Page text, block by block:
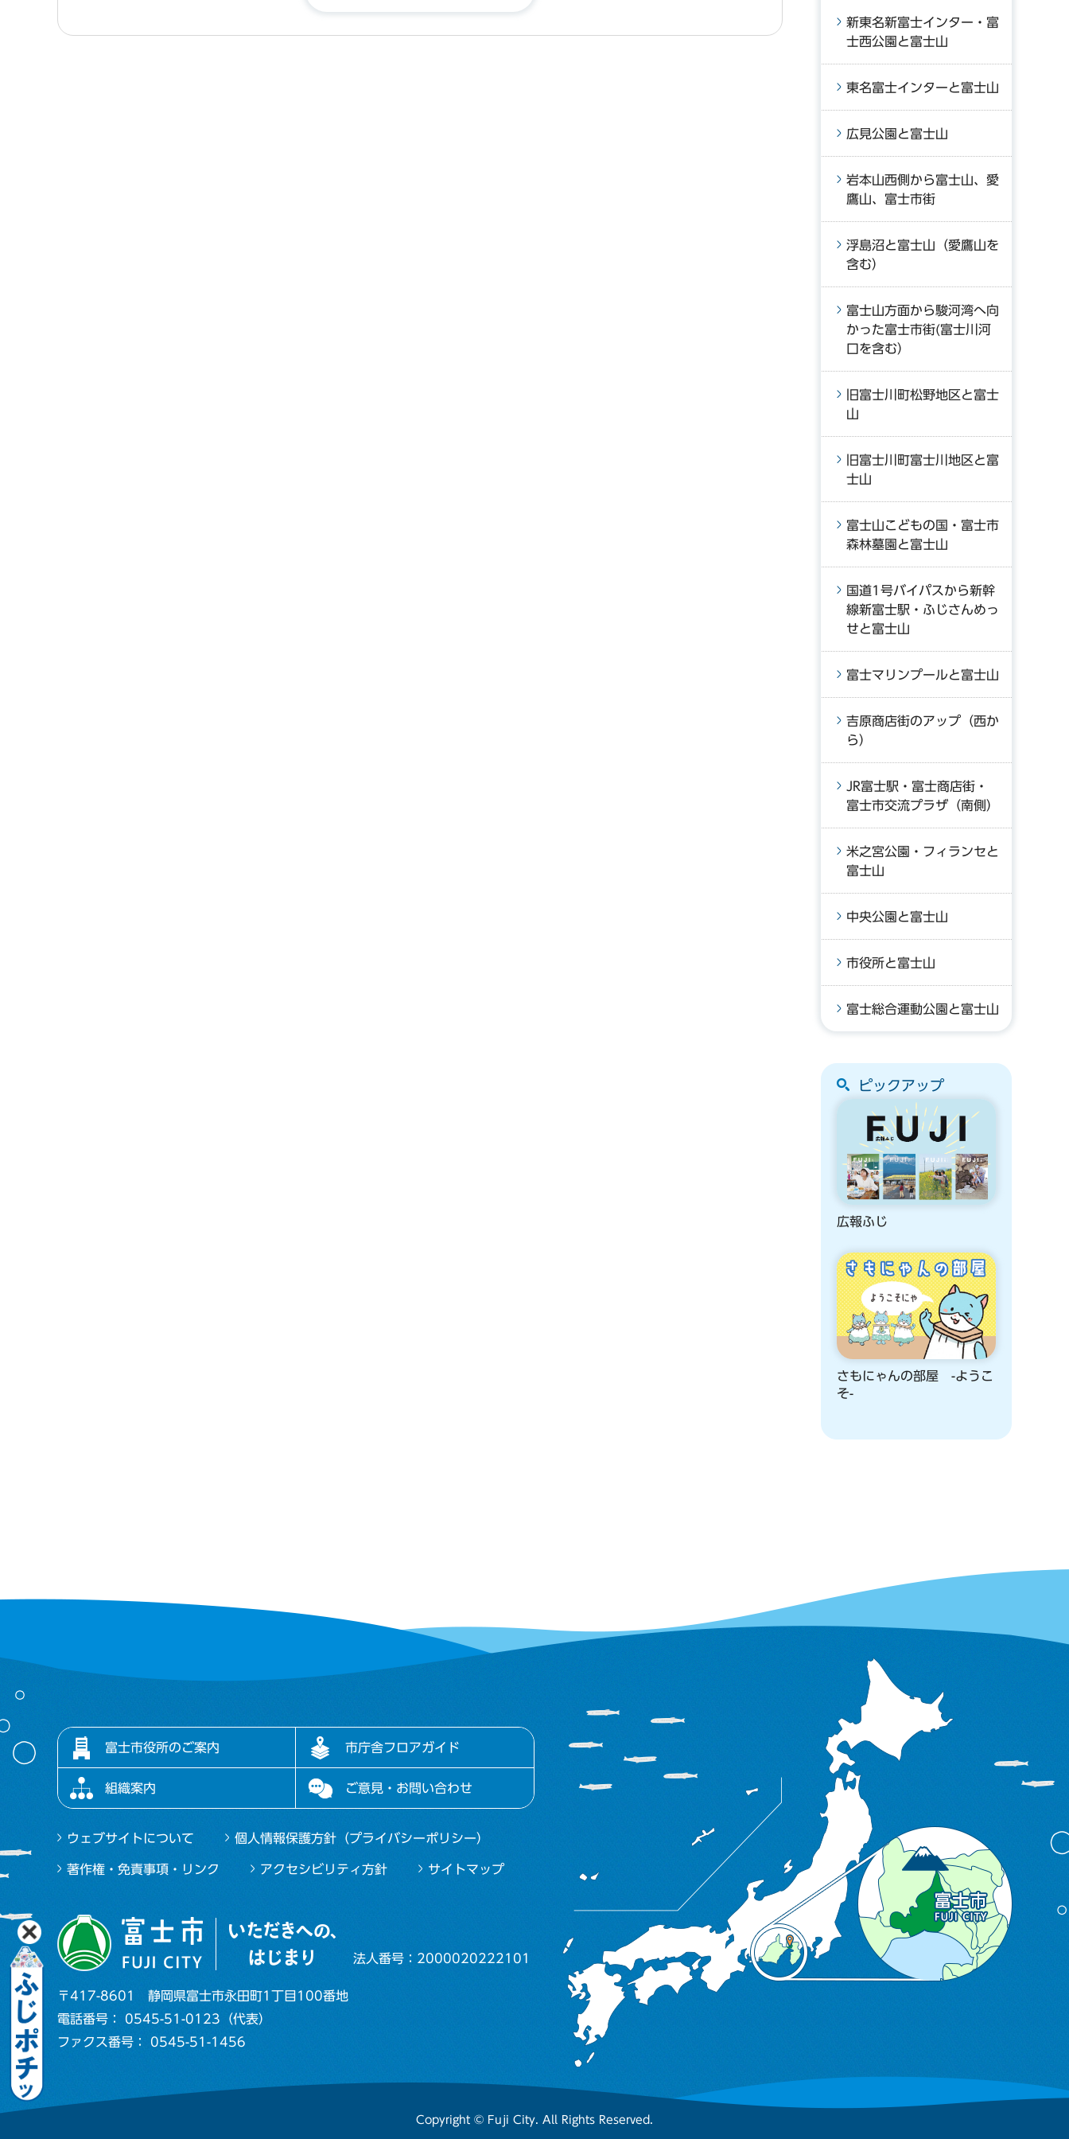
新東名新富士インター・富
士西公園と富士山
東名富士インターと富士山
広見公園と富士山
岩本山西側から富士山、愛
鷹山、富士市街
浮島沼と富士山（愛鷹山を
含む）
富士山方面から駿河湾へ向
かった富士市街(富士川河
口を含む）
旧富士川町松野地区と富士
山
旧富士川町富士川地区と富
士山
富士山こどもの国・富士市
森林墓園と富士山
国道1号バイパスから新幹
線新富士駅・ふじさんめっ
せと富士山
富士マリンプールと富士山
吉原商店街のアップ（西か
ら）
JR富士駅・富士商店街・
富士市交流プラザ（南側）
米之宮公園・フィランセと
富士山
中央公園と富士山
市役所と富士山
富士総合運動公園と富士山
ピックアップ
広報ふじ
さもにゃんの部屋 -ようこ
そ-
富士市役所のご案内 市庁舎フロアガイド
組織案内 ご意見・お問い合わせ
ウェブサイトについて 個人情報保護方針（プライバシーポリシー）
著作権・免責事項・リンク アクセシビリティ方針 サイトマップ
法人番号：2000020222101
〒417-8601 静岡県富士市永田町1丁目100番地
電話番号： 0545-51-0123（代表）
ファクス番号： 0545-51-1456
Copyright © Fuji City. All Rights Reserved.